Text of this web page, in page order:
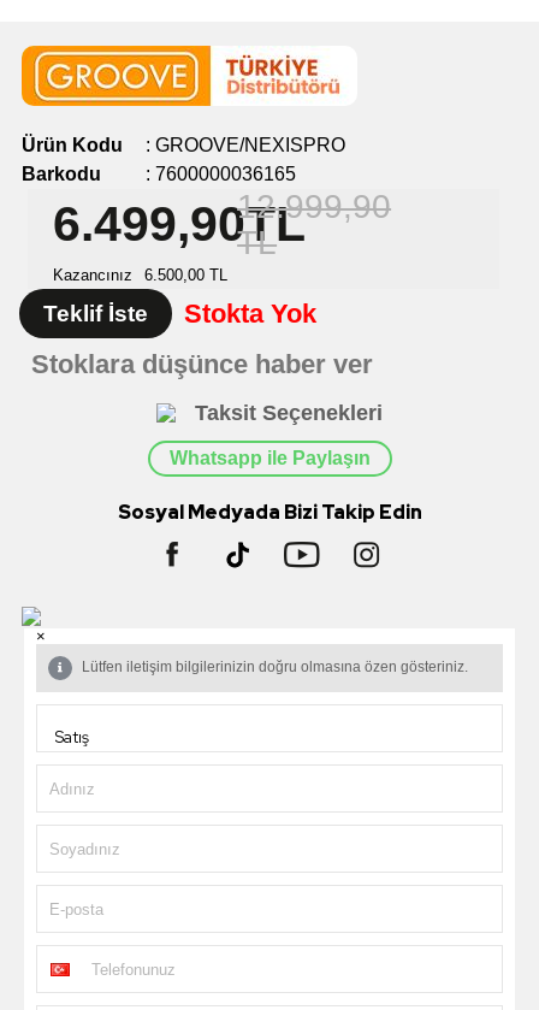
Ürün Kodu : GROOVE/NEXISPRO
Barkodu
: 7600000036165
6.499,90TL
12.999,90
TL
Kazancınız 6.500,00TL
Teklif İste
Stokta Yok
Stoklara düşünce haber ver
Taksit Seçenekleri
Whatsapp ile Paylaşın
Sosyal Medyada Bizi Takip Edin
×
Lütfen iletişim bilgilerinizin doğru olmasına özen gösteriniz.
Adınız
Soyadınız
E-posta
Telefonunuz